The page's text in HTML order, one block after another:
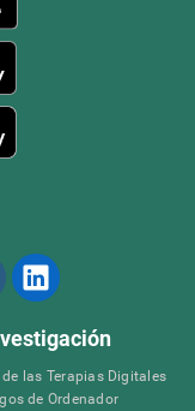
las Terapias Digitales
de Ordenador